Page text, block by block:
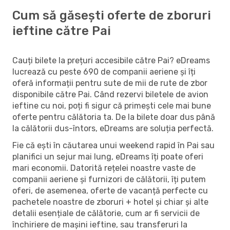
Cum să găsești oferte de zboruri
ieftine către Pai
Cauți bilete la prețuri accesibile către Pai? eDreams
lucrează cu peste 690 de companii aeriene și îți
oferă informații pentru sute de mii de rute de zbor
disponibile către Pai. Când rezervi biletele de avion
ieftine cu noi, poți fi sigur că primești cele mai bune
oferte pentru călătoria ta. De la bilete doar dus până
la călătorii dus-întors, eDreams are soluția perfectă.
Fie că ești în căutarea unui weekend rapid în Pai sau
planifici un sejur mai lung, eDreams îți poate oferi
mari economii. Datorită rețelei noastre vaste de
companii aeriene și furnizori de călătorii, îți putem
oferi, de asemenea, oferte de vacanță perfecte cu
pachetele noastre de zboruri + hotel și chiar și alte
detalii esențiale de călătorie, cum ar fi servicii de
închiriere de mașini ieftine, sau transferuri la